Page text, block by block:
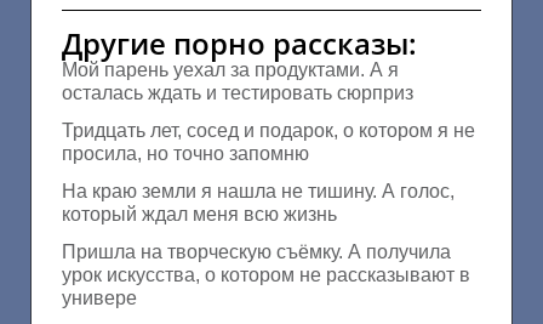
Другие порно рассказы:
Мой парень уехал за продуктами. А я
осталась ждать и тестировать сюрприз
Тридцать лет, сосед и подарок, о котором я не
просила, но точно запомню
На краю земли я нашла не тишину. А голос,
который ждал меня всю жизнь
Пришла на творческую съёмку. А получила
урок искусства, о котором не рассказывают в
универе